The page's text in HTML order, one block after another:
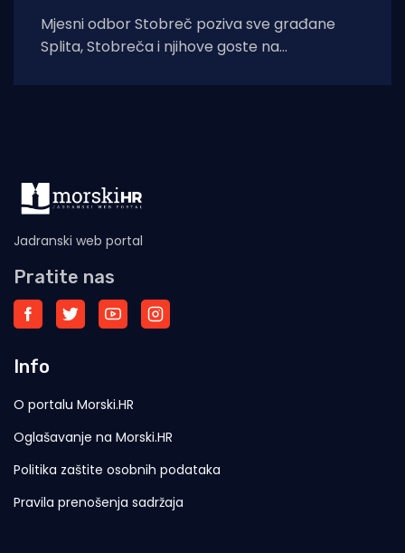
Mjesni odbor Stobreč poziva sve građane
Splita, Stobreča i njihove goste na
Jadranski web portal
Pratite nas
Info
O portalu Morski.HR
Oglašavanje na Morski.HR
Politika zaštite osobnih podataka
Pravila prenošenja sadržaja